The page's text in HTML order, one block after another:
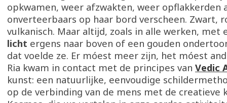
opkwamen, weer afzwakten, weer opflakkerden
onverteerbaars op haar bord verscheen. Zwart,
vulkanisch. Maar altijd, zoals in alle werken, met
licht ergens naar boven of een gouden
dat voelde ze. Er móest meer zijn, het móest
Ria kwam in contact met de principes van Vedic
kunst: een natuurlijke, eenvoudige
op de verbinding van de mens met de creatieve